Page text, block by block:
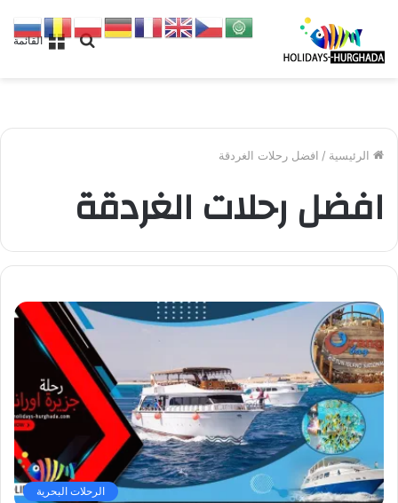
القائمة
بحث
الرئيسية / افضل رحلات الغردقة
افضل رحلات الغردقة
الرحلات البحرية